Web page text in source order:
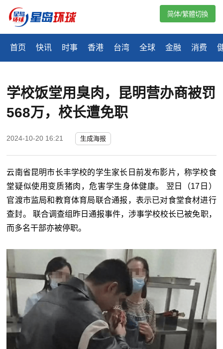
首页 快讯 时事 香港 台湾 全球 金融 消费
简体/繁體切換
学校饭堂用臭肉，昆明营办商被罚
568万，校长遭免职
2024-10-20 16:21 生成海报
云南省昆明市长丰学校的学生家长日前发布影片，称学校食
堂疑似使用变质猪肉，危害学生身体健康。 翌日（17日）
官渡市监局和教育体育局联合通报，表示已对食堂食材进行
查封。 联合调查组昨日通报事件，涉事学校校长已被免职，
而多名干部亦被停职。